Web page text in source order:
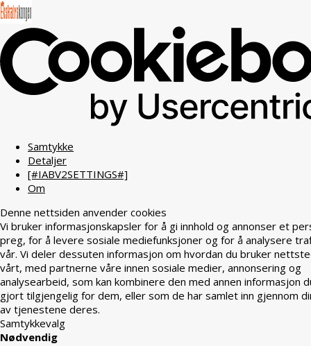
Samtykke
Detaljer
[#IABV2SETTINGS#]
Om
Denne nettsiden anvender cookies
Vi bruker informasjonskapsler for å gi innhold og annonser et
preg, for å levere sosiale mediefunksjoner og for å analysere
vår. Vi deler dessuten informasjon om hvordan du bruker
vårt, med partnerne våre innen sosiale medier, annonsering og
analysearbeid, som kan kombinere den med annen informasjon
gjort tilgjengelig for dem, eller som de har samlet inn gjennom
av tjenestene deres.
Samtykkevalg
Nødvendig